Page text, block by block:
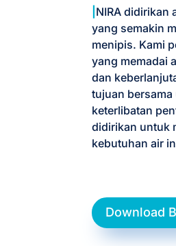
NIRA didirikan
yang semakin
menipis. Kami
yang memadai
dan
tujuan
keterlibatan
didirikan untuk
kebutuhan air
Download